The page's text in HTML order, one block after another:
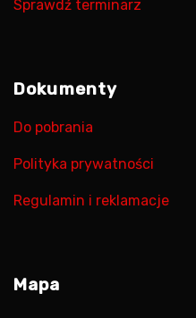
Sprawdź terminarz
Dokumenty
Do pobrania
Polityka prywatności
Regulamin i reklamacje
Mapa